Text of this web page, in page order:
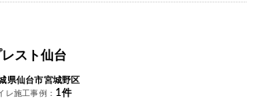
スト仙台
県仙台市宮城野区
レ施工事例： 1件